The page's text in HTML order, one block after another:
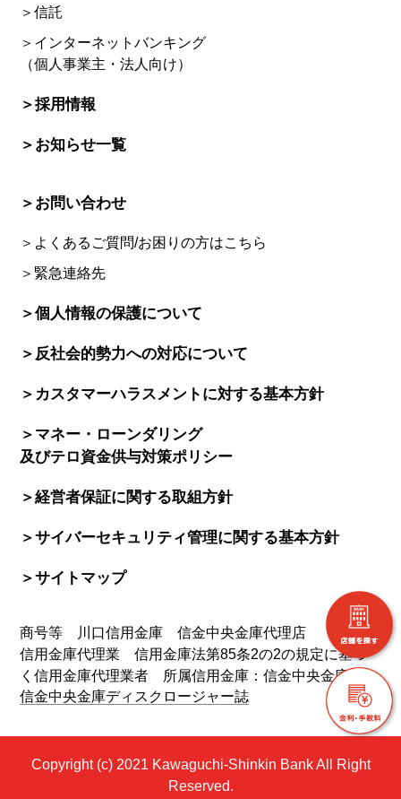
＞信託
＞インターネットバンキング
（個人事業主・法人向け）
＞採用情報
＞お知らせ一覧
＞お問い合わせ
＞よくあるご質問/お困りの方はこちら
＞緊急連絡先
＞個人情報の保護について
＞反社会的勢力への対応について
＞カスタマーハラスメントに対する基本方針
＞マネー・ローンダリング
及びテロ資金供与対策ポリシー
＞経営者保証に関する取組方針
＞サイバーセキュリティ管理に関する基本方針
＞サイトマップ
商号等 川口信用金庫 信金中央金庫代理店
信用金庫代理業 信用金庫法第85条2の2の規定に基づ
く信用金庫代理業者 所属信用金庫：信金中央金庫
信金中央金庫ディスクロージャー誌
Copyright (c) 2021 Kawaguchi-Shinkin Bank All Right
Reserved.